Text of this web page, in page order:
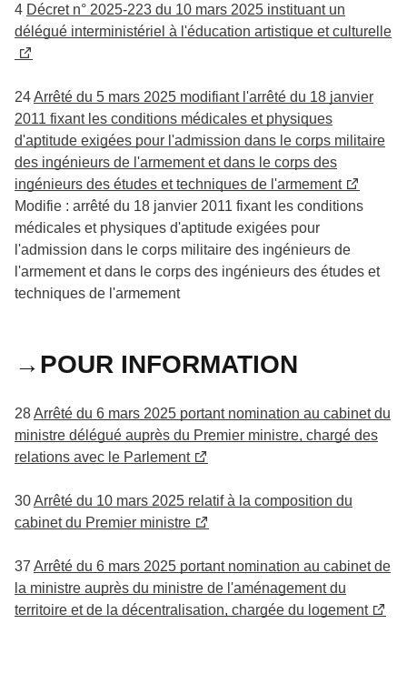
4 Décret n° 2025-223 du 10 mars 2025 instituant un
délégué interministériel à l'éducation artistique et culturelle
24Arrêté du 5 mars 2025 modifiant l'arrêté du 18 janvier
2011 fixant les conditions médicales et physiques
d'aptitude exigées pour l'admission dans le corps militaire
des ingénieurs de l'armement et dans le corps des
ingénieurs des études et techniques de l'armement
Modifie : arrêté du 18 janvier 2011 fixant les conditions
médicales et physiques d'aptitude exigées pour
l'admission dans le corps militaire des ingénieurs de
l'armement et dans le corps des ingénieurs des études et
techniques de l'armement
→POUR INFORMATION
28Arrêté du 6 mars 2025 portant nomination au cabinet du
ministre délégué auprès du Premier ministre, chargé des
relations avec le Parlement
30Arrêté du 10 mars 2025 relatif à la composition du
cabinet du Premier ministre
37 Arrêté du 6 mars 2025 portant nomination au cabinet de
la ministre auprès du ministre de l'aménagement du
territoire et de la décentralisation, chargée du logement